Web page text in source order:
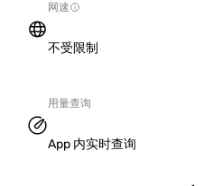
网速
不受限制
用量查询
App 内实时查询